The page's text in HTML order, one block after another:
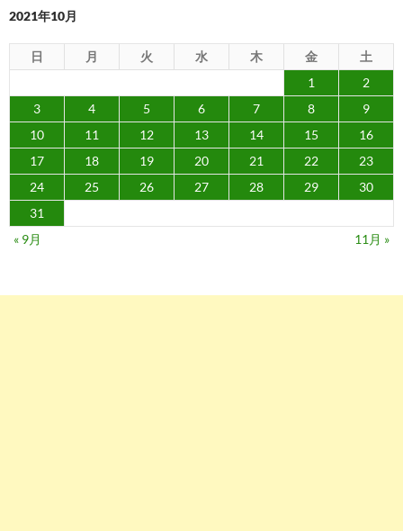
2021年10月
日 月 火 水 木 金
土
1
2
3
4 5 6 7 8
9
10
11 12 13 14 15
16
17
18 19 20 21 22
23
24
25 26 27 28 29
30
31
« 9月
11月 »